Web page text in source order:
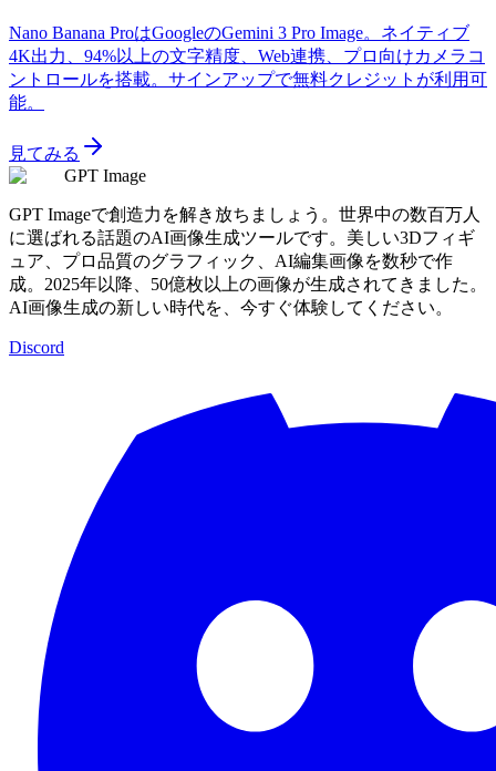
Nano Banana ProはGoogleのGemini 3 Pro Image。ネイティブ
4K出力、94%以上の文字精度、Web連携、プロ向けカメラコ
ントロールを搭載。サインアップで無料クレジットが利用可
能。
見てみる
GPT Image
GPT Imageで創造力を解き放ちましょう。世界中の数百万人
に選ばれる話題のAI画像生成ツールです。美しい3Dフィギ
ュア、プロ品質のグラフィック、AI編集画像を数秒で作
成。2025年以降、50億枚以上の画像が生成されてきました。
AI画像生成の新しい時代を、今すぐ体験してください。
Discord